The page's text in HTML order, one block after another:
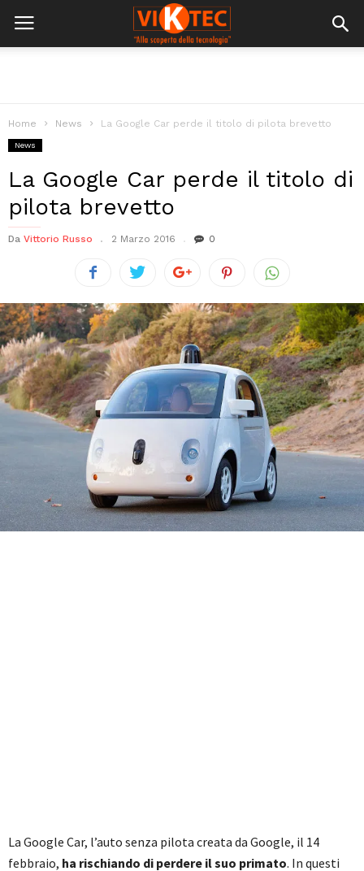
Home News La Google Car perde il titolo di pilota brevetto
News
La Google Car perde il titolo di
pilota brevetto
Da Vittorio Russo 2 Marzo 2016 0
La Google Car, l’auto senza pilota creata da Google, il 14
febbraio, ha rischiando di perdere il suo primato. In questi